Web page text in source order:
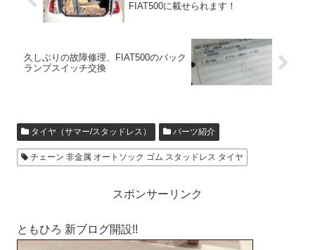
FIAT500に載せられます！
久しぶりの故障修理、FIAT500のバック
ランプスイッチ交換
タイヤ（サマー/スタッドレス） パーツ紹介
チェーン 非金属 オートソック ゴム スタッドレス タイヤ
スポンサーリンク
ともひろ 新ブログ開設!!